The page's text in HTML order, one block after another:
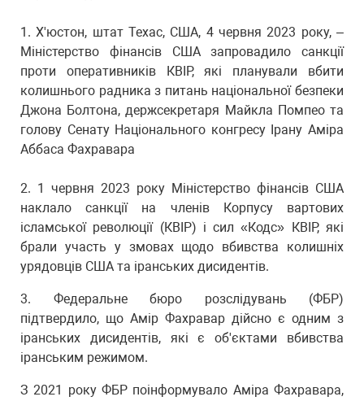
1.⁠ ⁠Х'юстон, штат Техас, США, 4 червня 2023 року, –
Міністерство фінансів США запровадило санкції
проти оперативників КВІР, які планували вбити
колишнього радника з питань національної безпеки
Джона Болтона, держсекретаря Майкла Помпео та
голову Сенату Національного конгресу Ірану Аміра
Аббаса Фахравара
2.⁠ ⁠1 червня 2023 року Міністерство фінансів США
наклало санкції на членів Корпусу вартових
ісламської революції (КВІР) і сил «Кодс» КВІР, які
брали участь у змовах щодо вбивства колишніх
урядовців США та іранських дисидентів.
3.⁠ ⁠Федеральне бюро розслідувань (ФБР)
підтвердило, що Амір Фахравар дійсно є одним з
іранських дисидентів, які є об'єктами вбивства
іранським режимом.
З 2021 року ФБР поінформувало Аміра Фахравара,